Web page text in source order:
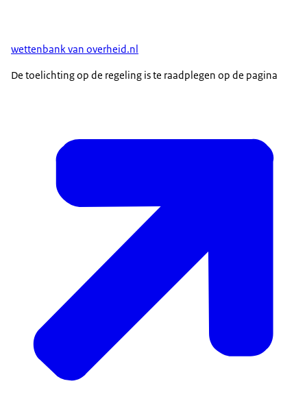
wettenbank van overheid.nl
De toelichting op de regeling is te raadplegen op de pagina